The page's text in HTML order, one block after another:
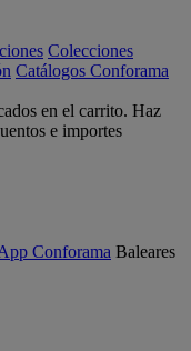
Colecciones
Catálogos Conforama
en el carrito. Haz
e importes
Conforama Baleares